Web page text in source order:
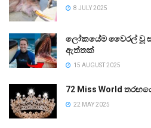
8 JULY 2025
ලෝකයේම වෛරල් වූ
ඇත්තක්
15 AUGUST 2025
72 Miss World
22 MAY 2025